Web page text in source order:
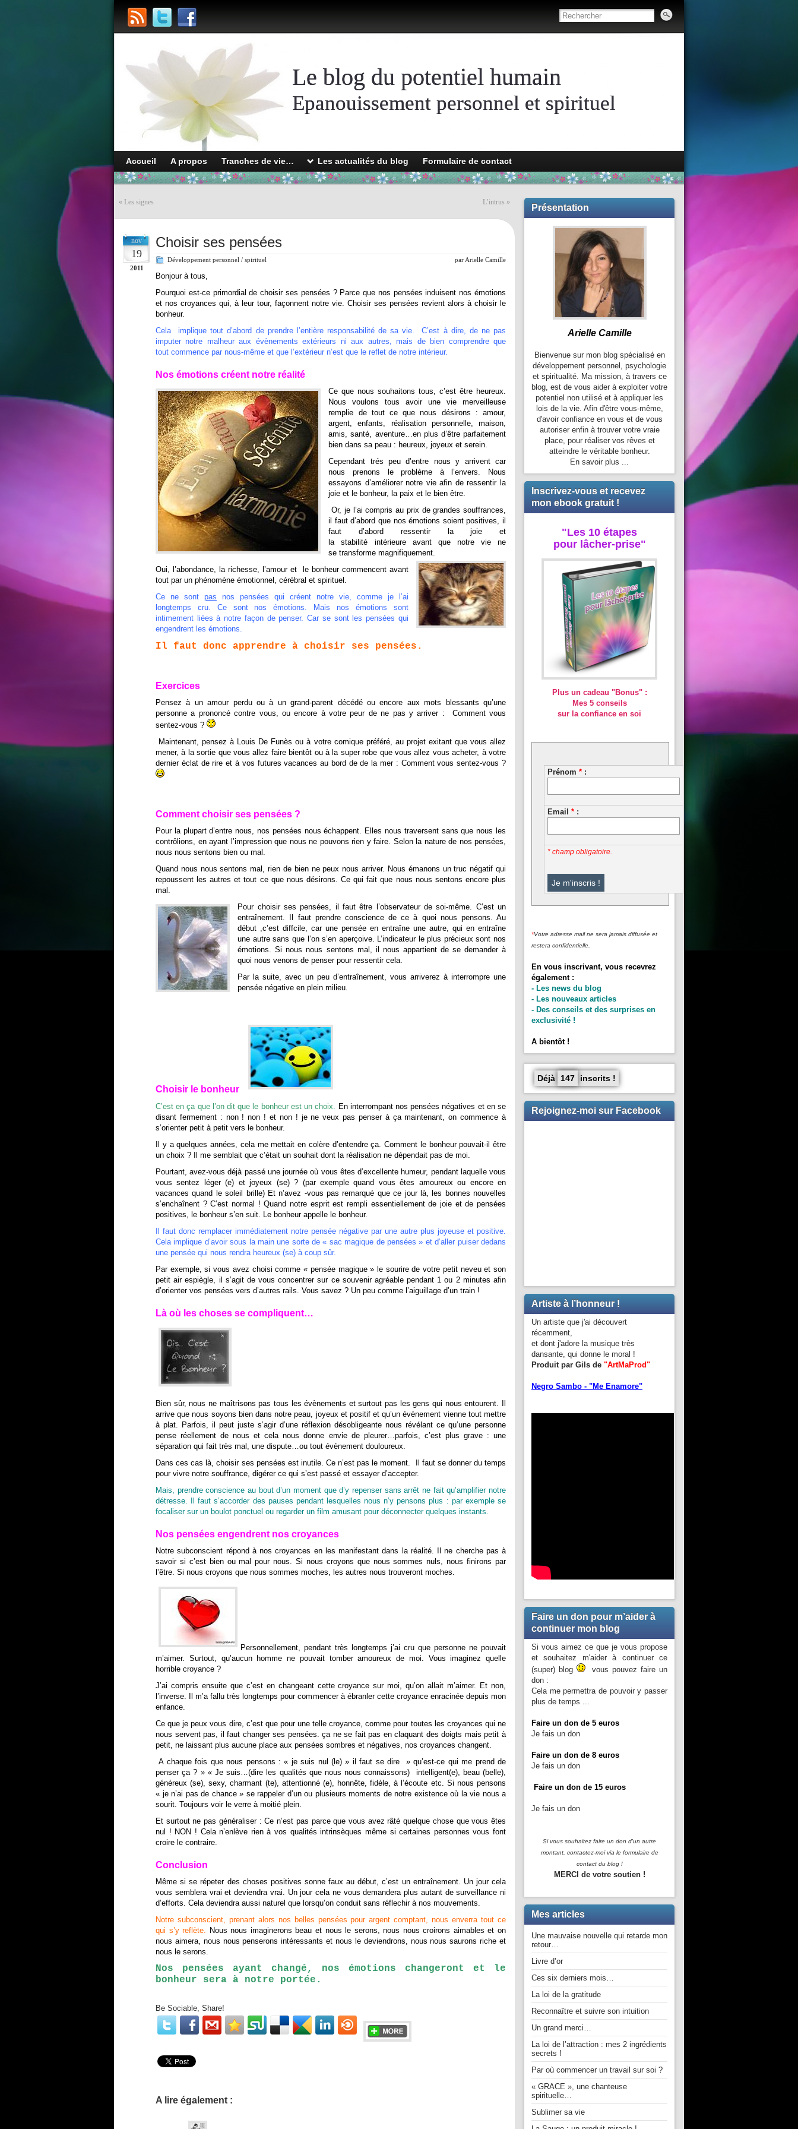
Le blog du potentiel humain
Epanouissement personnel et spirituel
Accueil A propos Tranches de vie… Les actualités du blog Formulaire de contact
« Les signes L’intrus »
nov
19
2011
Choisir ses pensées
Développement personnel / spirituel par Arielle Camille
Bonjour à tous,
Pourquoi est-ce primordial de choisir ses pensées ? Parce que nos pensées induisent nos émotions
et nos croyances qui, à leur tour, façonnent notre vie. Choisir ses pensées revient alors à choisir le
bonheur.
Cela implique tout d’abord de prendre l’entière responsabilité de sa vie. C’est à dire, de ne pas
imputer notre malheur aux évènements extérieurs ni aux autres, mais de bien comprendre que
tout commence par nous-même et que l’extérieur n’est que le reflet de notre intérieur.
Nos émotions créent notre réalité
Ce que nous souhaitons tous, c’est être heureux.
Nous voulons tous avoir une vie merveilleuse
remplie de tout ce que nous désirons : amour,
argent, enfants, réalisation personnelle, maison,
amis, santé, aventure…en plus d’être parfaitement
bien dans sa peau : heureux, joyeux et serein.
Cependant trés peu d’entre nous y arrivent car
nous prenons le problème à l’envers. Nous
essayons d’améliorer notre vie afin de ressentir la
joie et le bonheur, la paix et le bien être.
Or, je l’ai compris au prix de grandes souffrances,
il faut d’abord que nos émotions soient positives, il
faut d’abord ressentir la joie et
la stabilité intérieure avant que notre vie ne
se transforme magnifiquement.
Oui, l’abondance, la richesse, l’amour et le bonheur commencent avant
tout par un phénomène émotionnel, cérébral et spirituel.
Ce ne sont pas nos pensées qui créent notre vie, comme je l’ai
longtemps cru. Ce sont nos émotions. Mais nos émotions sont
intimement liées à notre façon de penser. Car se sont les pensées qui
engendrent les émotions.
Il faut donc apprendre à choisir ses pensées.
Exercices
Pensez à un amour perdu ou à un grand-parent décédé ou encore aux mots blessants qu’une
personne a prononcé contre vous, ou encore à votre peur de ne pas y arriver : Comment vous
sentez-vous ?
Maintenant, pensez à Louis De Funès ou à votre comique préféré, au projet exitant que vous allez
mener, à la sortie que vous allez faire bientôt ou à la super robe que vous allez vous acheter, à votre
dernier éclat de rire et à vos futures vacances au bord de de la mer : Comment vous sentez-vous ?
Comment choisir ses pensées ?
Pour la plupart d’entre nous, nos pensées nous échappent. Elles nous traversent sans que nous les
contrôlions, en ayant l’impression que nous ne pouvons rien y faire. Selon la nature de nos pensées,
nous nous sentons bien ou mal.
Quand nous nous sentons mal, rien de bien ne peux nous arriver. Nous émanons un truc négatif qui
repoussent les autres et tout ce que nous désirons. Ce qui fait que nous nous sentons encore plus
mal.
Pour choisir ses pensées, il faut être l’observateur de soi-même. C’est un
entraînement. Il faut prendre conscience de ce à quoi nous pensons. Au
début ,c’est diffcile, car une pensée en entraîne une autre, qui en entraîne
une autre sans que l’on s’en aperçoive. L’indicateur le plus précieux sont nos
émotions. Si nous nous sentons mal, il nous appartient de se demander à
quoi nous venons de penser pour ressentir cela.
Par la suite, avec un peu d’entraînement, vous arriverez à interrompre une
pensée négative en plein milieu.
Choisir le bonheur
C’est en ça que l’on dit que le bonheur est un choix. En interrompant nos pensées négatives et en se
disant fermement : non ! non ! et non ! je ne veux pas penser à ça maintenant, on commence à
s’orienter petit à petit vers le bonheur.
Il y a quelques années, cela me mettait en colère d’entendre ça. Comment le bonheur pouvait-il être
un choix ? Il me semblait que c’était un souhait dont la réalisation ne dépendait pas de moi.
Pourtant, avez-vous déjà passé une journée où vous êtes d’excellente humeur, pendant laquelle vous
vous sentez léger (e) et joyeux (se) ? (par exemple quand vous êtes amoureux ou encore en
vacances quand le soleil brille) Et n’avez -vous pas remarqué que ce jour là, les bonnes nouvelles
s’enchaînent ? C’est normal ! Quand notre esprit est rempli essentiellement de joie et de pensées
positives, le bonheur s’en suit. Le bonheur appelle le bonheur.
Il faut donc remplacer immédiatement notre pensée négative par une autre plus joyeuse et positive.
Cela implique d’avoir sous la main une sorte de « sac magique de pensées » et d’aller puiser dedans
une pensée qui nous rendra heureux (se) à coup sûr.
Par exemple, si vous avez choisi comme « pensée magique » le sourire de votre petit neveu et son
petit air espiègle, il s’agit de vous concentrer sur ce souvenir agréable pendant 1 ou 2 minutes afin
d’orienter vos pensées vers d’autres rails. Vous savez ? Un peu comme l’aiguillage d’un train !
Là où les choses se compliquent…
Bien sûr, nous ne maîtrisons pas tous les évènements et surtout pas les gens qui nous entourent. Il
arrive que nous soyons bien dans notre peau, joyeux et positif et qu’un évènement vienne tout mettre
à plat. Parfois, il peut juste s’agir d’une réflexion désobligeante nous révélant ce qu’une personne
pense réellement de nous et cela nous donne envie de pleurer…parfois, c’est plus grave : une
séparation qui fait très mal, une dispute…ou tout évènement douloureux.
Dans ces cas là, choisir ses pensées est inutile. Ce n’est pas le moment. Il faut se donner du temps
pour vivre notre souffrance, digérer ce qui s’est passé et essayer d’accepter.
Mais, prendre conscience au bout d’un moment que d’y repenser sans arrêt ne fait qu’amplifier notre
détresse. Il faut s’accorder des pauses pendant lesquelles nous n’y pensons plus : par exemple se
focaliser sur un boulot ponctuel ou regarder un film amusant pour déconnecter quelques instants.
Nos pensées engendrent nos croyances
Notre subconscient répond à nos croyances en les manifestant dans la réalité. Il ne cherche pas à
savoir si c’est bien ou mal pour nous. Si nous croyons que nous sommes nuls, nous finirons par
l’être. Si nous croyons que nous sommes moches, les autres nous trouveront moches.
Personnellement, pendant très longtemps j’ai cru que personne ne pouvait
m’aimer. Surtout, qu’aucun homme ne pouvait tomber amoureux de moi. Vous imaginez quelle
horrible croyance ?
J’ai compris ensuite que c’est en changeant cette croyance sur moi, qu’on allait m’aimer. Et non,
l’inverse. Il m’a fallu très longtemps pour commencer à ébranler cette croyance enracinée depuis mon
enfance.
Ce que je peux vous dire, c’est que pour une telle croyance, comme pour toutes les croyances qui ne
nous servent pas, il faut changer ses pensées. ça ne se fait pas en claquant des doigts mais petit à
petit, ne laissant plus aucune place aux pensées sombres et négatives, nos croyances changent.
A chaque fois que nous pensons : « je suis nul (le) » il faut se dire » qu’est-ce qui me prend de
penser ça ? » « Je suis…(dire les qualités que nous nous connaissons) intelligent(e), beau (belle),
généreux (se), sexy, charmant (te), attentionné (e), honnête, fidèle, à l’écoute etc. Si nous pensons
« je n’ai pas de chance » se rappeler d’un ou plusieurs moments de notre existence où la vie nous a
sourit. Toujours voir le verre à moitié plein.
Et surtout ne pas généraliser : Ce n’est pas parce que vous avez râté quelque chose que vous êtes
nul ! NON ! Cela n’enlève rien à vos qualités intrinsèques même si certaines personnes vous font
croire le contraire.
Conclusion
Même si se répeter des choses positives sonne faux au début, c’est un entraînement. Un jour cela
vous semblera vrai et deviendra vrai. Un jour cela ne vous demandera plus autant de surveillance ni
d’efforts. Cela deviendra aussi naturel que lorsqu’on conduit sans réflechir à nos mouvements.
Notre subconscient, prenant alors nos belles pensées pour argent comptant, nous enverra tout ce
qui s’y reflète. Nous nous imaginerons beau et nous le serons, nous nous croirons aimables et on
nous aimera, nous nous penserons intéressants et nous le deviendrons, nous nous saurons riche et
nous le serons.
Nos pensées ayant changé, nos émotions changeront et le
bonheur sera à notre portée.
Be Sociable, Share!
A lire également :
Présentation
Arielle Camille
Bienvenue sur mon blog spécialisé en
développement personnel, psychologie
et spiritualité. Ma mission, à travers ce
blog, est de vous aider à exploiter votre
potentiel non utilisé et à appliquer les
lois de la vie. Afin d'être vous-même,
d'avoir confiance en vous et de vous
autoriser enfin à trouver votre vraie
place, pour réaliser vos rêves et
atteindre le véritable bonheur.
En savoir plus ...
Inscrivez-vous et recevez
mon ebook gratuit !
"Les 10 étapes
pour lâcher-prise"
Plus un cadeau "Bonus" :
Mes 5 conseils
sur la confiance en soi
Prénom * :
Email * :
* champ obligatoire.
*Votre adresse mail ne sera jamais diffusée et
restera confidentielle.
En vous inscrivant, vous recevrez
également :
- Les news du blog
- Les nouveaux articles
- Des conseils et des surprises en
exclusivité !
A bientôt !
Déjà 147 inscrits !
Rejoignez-moi sur Facebook
Artiste à l’honneur !
Un artiste que j'ai découvert
récemment,
et dont j'adore la musique très
dansante, qui donne le moral !
Produit par Gils de "ArtMaProd"
Negro Sambo - "Me Enamore"
Faire un don pour m’aider à
continuer mon blog
Si vous aimez ce que je vous propose
et souhaitez m'aider à continuer ce
(super) blog
vous pouvez faire un
don :
Cela me permettra de pouvoir y passer
plus de temps ...
Faire un don de 5 euros
Je fais un don
Faire un don de 8 euros
Je fais un don
Faire un don de 15 euros
Je fais un don
Si vous souhaitez faire un don d'un autre
montant, contactez-moivia le formulaire de
contact du blog !
MERCI de votre soutien !
Mes articles
Une mauvaise nouvelle qui retarde mon
retour…
Livre d’or
Ces six derniers mois…
La loi de la gratitude
Reconnaître et suivre son intuition
Un grand merci…
La loi de l’attraction : mes 2 ingrédients
secrets !
Par où commencer un travail sur soi ?
« GRACE », une chanteuse
spirituelle…
Sublimer sa vie